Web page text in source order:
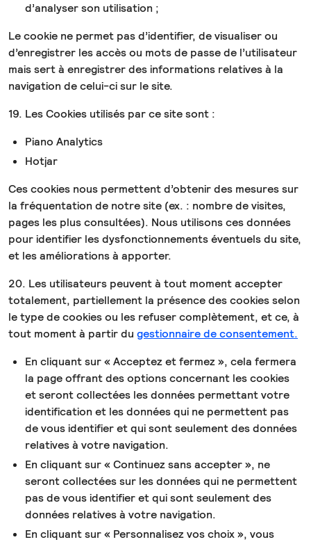
d’analyser son utilisation ;
Le cookie ne permet pas d’identifier, de visualiser ou
d’enregistrer les accès ou mots de passe de l’utilisateur
mais sert à enregistrer des informations relatives à la
navigation de celui-ci sur le site.
19. Les Cookies utilisés par ce site sont :
Piano Analytics
Hotjar
Ces cookies nous permettent d’obtenir des mesures sur
la fréquentation de notre site (ex. : nombre de visites,
pages les plus consultées). Nous utilisons ces données
pour identifier les dysfonctionnements éventuels du site,
et les améliorations à apporter.
20. Les utilisateurs peuvent à tout moment accepter
totalement, partiellement la présence des cookies selon
le type de cookies ou les refuser complètement, et ce, à
tout moment à partir du gestionnaire de consentement.
En cliquant sur « Acceptez et fermez », cela fermera
la page offrant des options concernant les cookies
et seront collectées les données permettant votre
identification et les données qui ne permettent pas
de vous identifier et qui sont seulement des données
relatives à votre navigation.
En cliquant sur « Continuez sans accepter », ne
seront collectées sur les données qui ne permettent
pas de vous identifier et qui sont seulement des
données relatives à votre navigation.
En cliquant sur « Personnalisez vos choix », vous